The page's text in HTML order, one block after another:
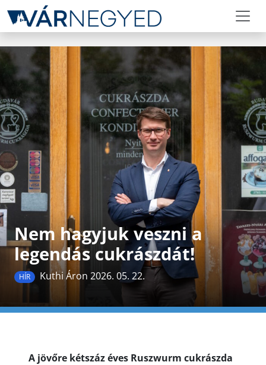
Nem hagyjuk veszni a
legendás cukrászdát!
HÍR Kuthi Áron 2026. 05. 22.
A jövőre kétszáz éves Ruszwurm cukrászda